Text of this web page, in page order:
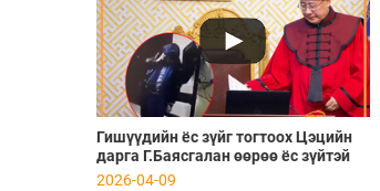
Гишүүдийн ёс зүйг тогтоох Цэцийн
дарга Г.Баясгалан өөрөө ёс зүйтэй
юу?
2026-04-09